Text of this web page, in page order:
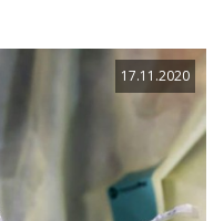
17.11.2020